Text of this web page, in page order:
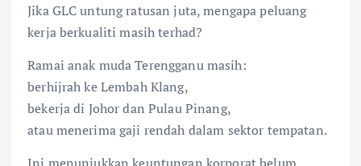
Jika GLC untung ratusan juta, mengapa peluang
kerja berkualiti masih terhad?
Ramai anak muda Terengganu masih:
berhijrah ke Lembah Klang,
bekerja di Johor dan Pulau Pinang,
atau menerima gaji rendah dalam sektor tempatan.